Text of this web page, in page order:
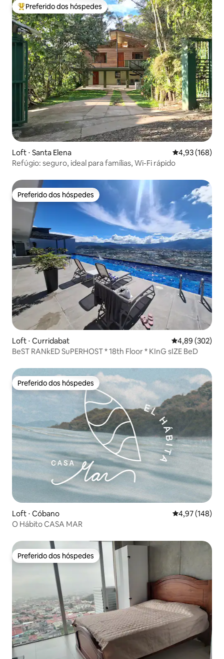
Entre os melhores preferidos dos hóspedes
Preferido dos hóspedes
Loft ⋅ Santa Elena 4,93 de uma
4,93 (168)
Refúgio: seguro, ideal para famílias, Wi-Fi rápido
Preferido dos hóspedes
Preferido dos hóspedes
Loft ⋅ Curridabat 4,89 de uma
4,89 (302)
BeST RANkED SuPERHOST * 18th Floor * KInG sIZE BeD
Preferido dos hóspedes
Preferido dos hóspedes
Loft ⋅ Cóbano 4,97 de uma
4,97 (148)
O Hábito CASA MAR
Preferido dos hóspedes
Preferido dos hóspedes